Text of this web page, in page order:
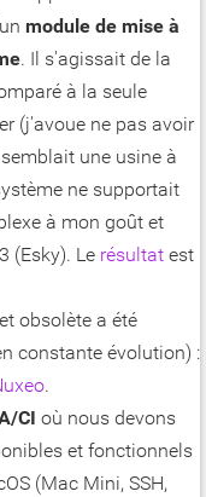
module de mise à
. Il s'agissait de la
à la seule
(j'avoue ne pas avoir
une usine à
ne supportait
à mon goût et
(Esky). Le résultat est
obsolète a été
constante évolution) :
.
CI où nous devons
et fonctionnels
(Mac Mini, SSH,